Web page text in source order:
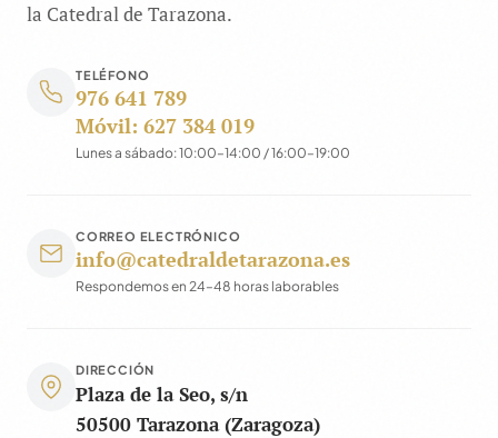
la Catedral de Tarazona.
TELÉFONO
976 641 789
Móvil: 627 384 019
Lunes a sábado: 10:00–14:00 / 16:00–19:00
CORREO ELECTRÓNICO
info@catedraldetarazona.es
Respondemos en 24–48 horas laborables
DIRECCIÓN
Plaza de la Seo, s/n
50500 Tarazona (Zaragoza)